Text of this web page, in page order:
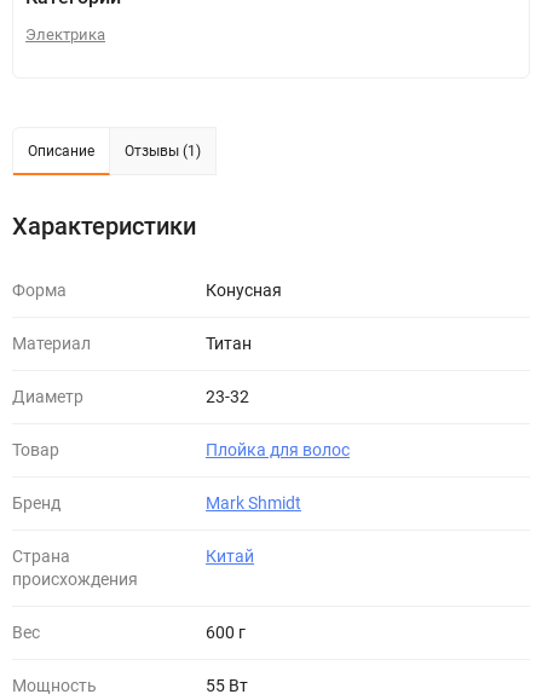
Электрика
Описание Отзывы (1)
Характеристики
Форма Конусная
Материал Титан
Диаметр 23-32
Товар Плойка для волос
Бренд Mark Shmidt
Страна
происхождения
Китай
Вес 600 г
Мощность 55 Вт